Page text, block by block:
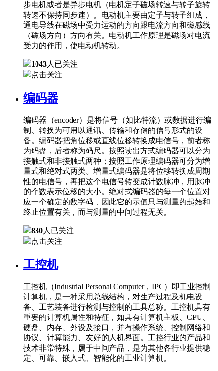
步电机或者是异步电机（电机定子磁场转速与转子旋转
转速不保持同步速）。电动机主要由定子与转子组成，
通电导线在磁场中受力运动的方向跟电流方向和磁感线
（磁场方向）方向有关。电动机工作原理是磁场对电流
受力的作用，使电动机转动。
1043人已关注
点击关注
编码器
编码器（encoder）是将信号（如比特流）或数据进行编
制、转换为可用以通讯、传输和存储的信号形式的设
备。编码器把角位移或直线位移转换成电信号，前者称
为码盘，后者称为码尺。按照读出方式编码器可以分为
接触式和非接触式两种；按照工作原理编码器可分为增
量式和绝对式两类。增量式编码器是将位移转换成周期
性的电信号，再把这个电信号转变成计数脉冲，用脉冲
的个数表示位移的大小。绝对式编码器的每一个位置对
应一个确定的数字码，因此它的示值只与测量的起始和
终止位置有关，而与测量的中间过程无关。
830人已关注
点击关注
工控机
工控机（Industrial Personal Computer，IPC）即工业控制
计算机，是一种采用总线结构，对生产过程及机电设
备、工艺装备进行检测与控制的工具总称。工控机具有
重要的计算机属性和特征，如具有计算机主板、CPU、
硬盘、内存、外设及接口，并有操作系统、控制网络和
协议、计算能力、友好的人机界面。工控行业的产品和
技术非常特殊，属于中间产品，是为其他各行业提供稳
定、可靠、嵌入式、智能化的工业计算机。